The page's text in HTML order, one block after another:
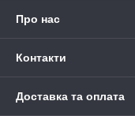
Про нас
Контакти
Доставка та оплата